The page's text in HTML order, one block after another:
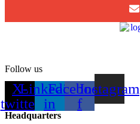
Follow us
X-
twitter
Linkedin-
in
Facebook-
f
Instagram
Headquarters